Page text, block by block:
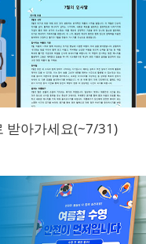
받아가세요(~7/31)